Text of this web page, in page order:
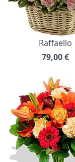
Raffaello
79,00€